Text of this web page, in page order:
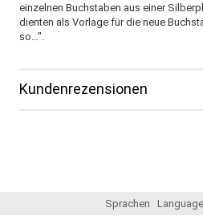
einzelnen Buchstaben aus einer
dienten als Vorlage für die neue
so…".
Kundenrezensionen
Sprachen